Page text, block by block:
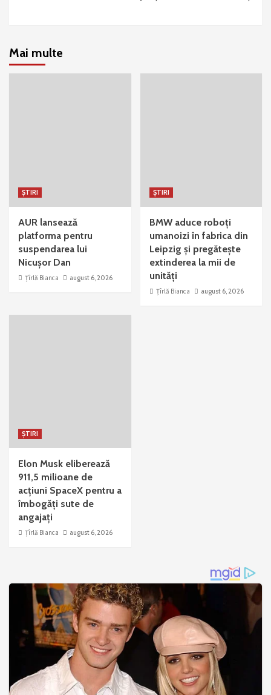
Mai multe
ȘTIRI
AUR lansează
platforma pentru
suspendarea lui
Nicușor Dan
Țîrlă Bianca august 6, 2026
ȘTIRI
BMW aduce roboți
umanoizi în fabrica din
Leipzig și pregătește
extinderea la mii de
unități
Țîrlă Bianca august 6, 2026
ȘTIRI
Elon Musk eliberează
911,5 milioane de
acțiuni SpaceX pentru a
îmbogăți sute de
angajați
Țîrlă Bianca august 6, 2026